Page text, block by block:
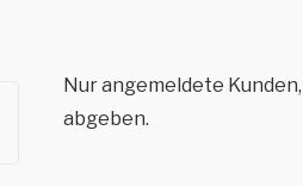
Nur angemeldete
abgeben.